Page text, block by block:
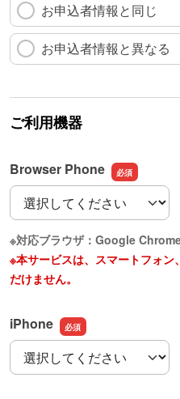
お申込者情報と同じ
お申込者情報と異なる
ご利用機器
Browser Phone
Browser Phone
※対応ブラウザ：Google
※本サービスは、スマートフォ
だけません。
iPhone
iPhone